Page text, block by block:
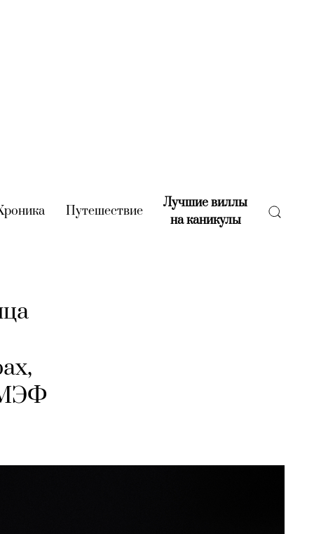
(current)
Путешествие(current)
Лучшие виллы
на каникулы(current)